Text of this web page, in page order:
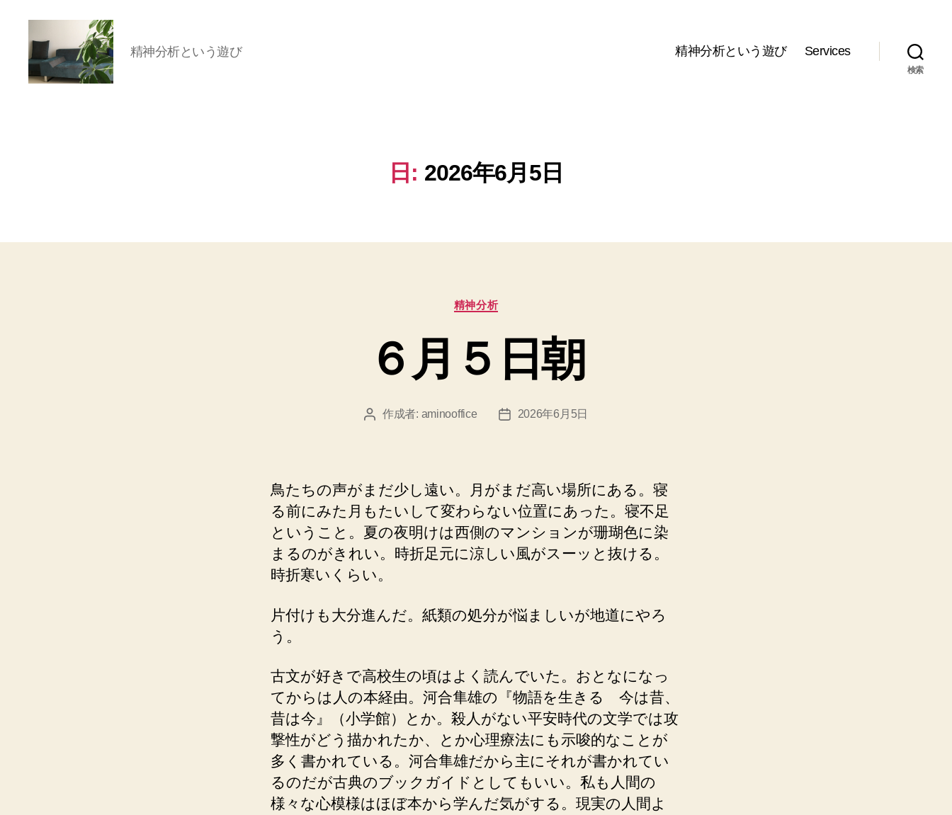
の
精神分析という遊び 精神分析という遊び Services
検索
日: 2026年6月5日
カ
テ
リ
ー
精神分析
６月５日朝
投 作成者: aminooffice
投
2026年6月5日
鳥たちの声がまだ少し遠い。月がまだ高い場所にある。寝
る前にみた月もたいして変わらない位置にあった。寝不足
ということ。夏の夜明けは西側のマンションが珊瑚色に染
まるのがきれい。時折足元に涼しい風がスーッと抜ける。
時折寒いくらい。
片付けも大分進んだ。紙類の処分が悩ましいが地道にやろ
う。
古文が好きで高校生の頃はよく読んでいた。おとなになっ
てからは人の本経由。河合隼雄の『物語を生きる 今は昔、
昔は今』（小学館）とか。殺人がない平安時代の文学では攻
撃性がどう描かれたか、とか心理療法にも示唆的なことが
多く書かれている。河合隼雄だから主にそれが書かれてい
るのだが古典のブックガイドとしてもいい。私も人間の
様々な心模様はほぼ本から学んだ気がする。現実の人間よ